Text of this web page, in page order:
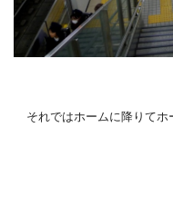
それではホームに降りてホ